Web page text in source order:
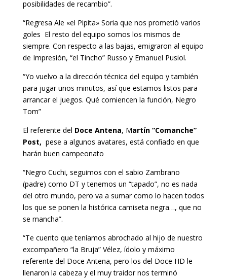
posibilidades de recambio”.
“Regresa Ale «el Pipita» Soria que nos prometió varios
goles El resto del equipo somos los mismos de
siempre. Con respecto a las bajas, emigraron al equipo
de Impresión, “el Tincho” Russo y Emanuel Pusiol.
“Yo vuelvo a la dirección técnica del equipo y también
para jugar unos minutos, así que estamos listos para
arrancar el juegos. Qué comiencen la función, Negro
Tom”
El referente del Doce Antena, Martín “Comanche”
Post, pese a algunos avatares, está confiado en que
harán buen campeonato
“Negro Cuchi, seguimos con el sabio Zambrano
(padre) como DT y tenemos un “tapado”, no es nada
del otro mundo, pero va a sumar como lo hacen todos
los que se ponen la histórica camiseta negra…, que no
se mancha”.
“Te cuento que teníamos abrochado al hijo de nuestro
excompañero “la Bruja” Vélez, ídolo y máximo
referente del Doce Antena, pero los del Doce HD le
llenaron la cabeza y el muy traidor nos terminó